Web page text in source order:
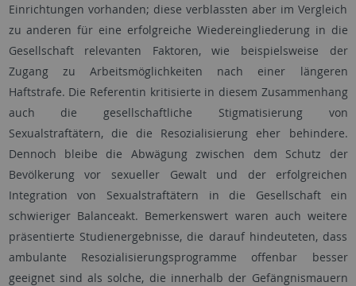
Einrichtungen vorhanden; diese verblassten aber im Vergleich
zu anderen für eine erfolgreiche Wiedereingliederung in die
Gesellschaft relevanten Faktoren, wie beispielsweise der
Zugang zu Arbeitsmöglichkeiten nach einer längeren
Haftstrafe. Die Referentin kritisierte in diesem Zusammenhang
auch die gesellschaftliche Stigmatisierung von
Sexualstraftätern, die die Resozialisierung eher behindere.
Dennoch bleibe die Abwägung zwischen dem Schutz der
Bevölkerung vor sexueller Gewalt und der erfolgreichen
Integration von Sexualstraftätern in die Gesellschaft ein
schwieriger Balanceakt. Bemerkenswert waren auch weitere
präsentierte Studienergebnisse, die darauf hindeuteten, dass
ambulante Resozialisierungsprogramme offenbar besser
geeignet sind als solche, die innerhalb der Gefängnismauern